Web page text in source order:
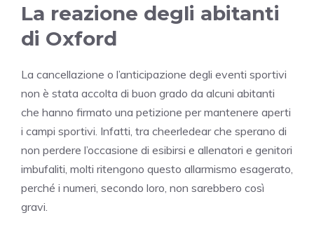
La reazione degli abitanti
di Oxford
La cancellazione o l’anticipazione degli eventi sportivi
non è stata accolta di buon grado da alcuni abitanti
che hanno firmato una petizione per mantenere aperti
i campi sportivi. Infatti, tra cheerledear che sperano di
non perdere l’occasione di esibirsi e allenatori e genitori
imbufaliti, molti ritengono questo allarmismo esagerato,
perché i numeri, secondo loro, non sarebbero così
gravi.